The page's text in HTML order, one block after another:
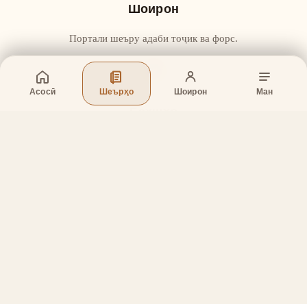
Асосӣ Шеърҳо Шоирон Ман
Шоирон
Портали шеъру адаби тоҷик ва форс.